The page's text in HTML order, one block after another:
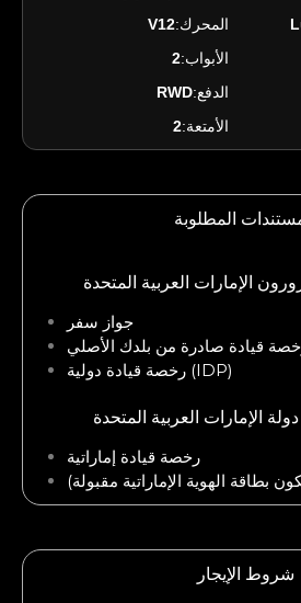
المحرك:V12
الأبواب:2
الدفع:RWD
الأمتعة:2
المطلوبة
جواز سفر
قيادة صادرة من بلدك الأصلي
رخصة قيادة دولية (IDP)
رخصة قيادة إماراتية
بطاقة الهوية الإماراتية مقبولة)
شروط الإيجار